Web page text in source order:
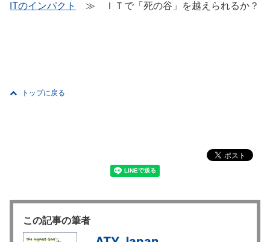
ITのインパクト ≫ ＩＴで「死の谷」を越えられるか？
トップに戻る
この記事の筆者